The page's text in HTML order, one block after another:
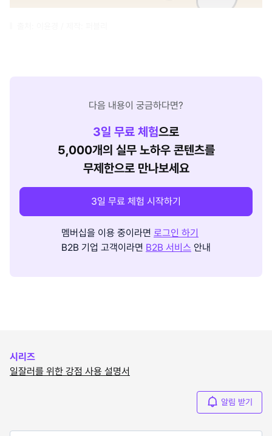
다음 내용이 궁금하다면?
3일 무료 체험으로
5,000개의 실무 노하우 콘텐츠를
무제한으로 만나보세요
3일 무료 체험 시작하기
멤버십을 이용 중이라면 로그인 하기
B2B 기업 고객이라면 B2B 서비스 안내
시리즈
일잘러를 위한 강점 사용 설명서
알림 받기